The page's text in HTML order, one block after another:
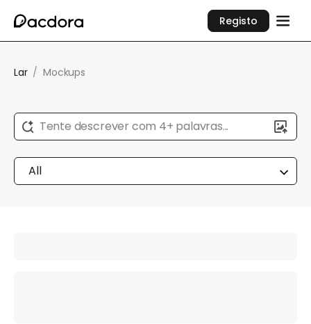
Registo
Lar / Mockups
Tente descrever com 4+ palavras...
All